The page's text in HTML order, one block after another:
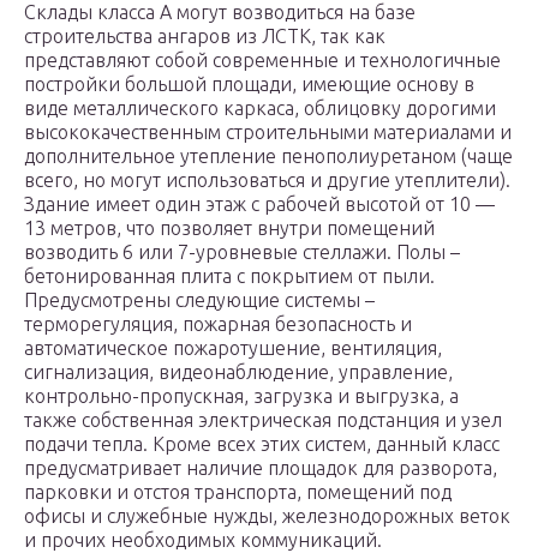
Склады класса A могут возводиться на базе
строительства ангаров из ЛСТК, так как
представляют собой современные и технологичные
постройки большой площади, имеющие основу в
виде металлического каркаса, облицовку дорогими
высококачественным строительными материалами и
дополнительное утепление пенополиуретаном (чаще
всего, но могут использоваться и другие утеплители).
Здание имеет один этаж с рабочей высотой от 10 —
13 метров, что позволяет внутри помещений
возводить 6 или 7-уровневые стеллажи. Полы –
бетонированная плита с покрытием от пыли.
Предусмотрены следующие системы –
терморегуляция, пожарная безопасность и
автоматическое пожаротушение, вентиляция,
сигнализация, видеонаблюдение, управление,
контрольно-пропускная, загрузка и выгрузка, а
также собственная электрическая подстанция и узел
подачи тепла. Кроме всех этих систем, данный класс
предусматривает наличие площадок для разворота,
парковки и отстоя транспорта, помещений под
офисы и служебные нужды, железнодорожных веток
и прочих необходимых коммуникаций.